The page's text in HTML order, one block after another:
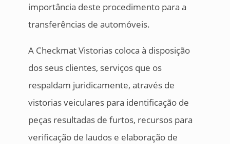
importância deste procedimento para a
transferências de automóveis.
A Checkmat Vistorias coloca à disposição
dos seus clientes, serviços que os
respaldam juridicamente, através de
vistorias veiculares para identificação de
peças resultadas de furtos, recursos para
verificação de laudos e elaboração de